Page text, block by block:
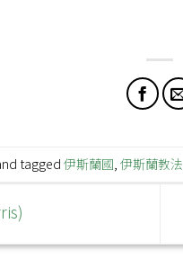
tagged 伊斯蘭國, 伊斯蘭教法